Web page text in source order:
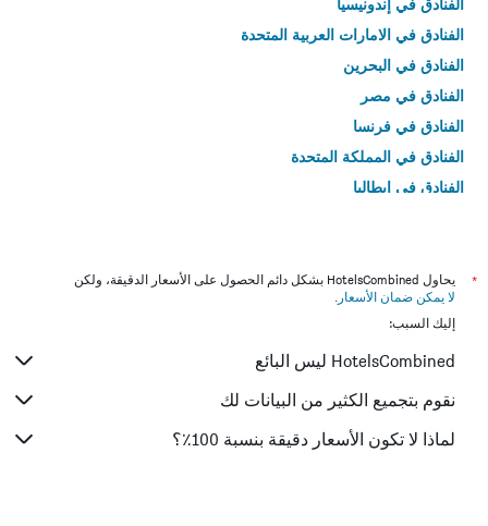
الفنادق في الامارات العربية المتحدة
الفنادق في البحرين
الفنادق في مصر
الفنادق في فرنسا
الفنادق في المملكة المتحدة
الفنادق في إيطاليا
*
يحاول HotelsCombined بشكل دائم الحصول على الأسعار الدقيقة، ولكن
لا يمكن ضمان الأسعار .
إليك السبب:
HotelsCombined ليس البائع
نقوم بتجميع الكثير من البيانات لك
لماذا لا تكون الأسعار دقيقة بنسبة 100٪؟